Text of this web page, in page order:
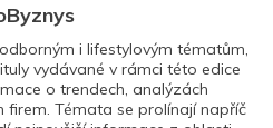
i lifestylovým tématům,
vydávané v rámci této edice
o trendech, analýzách
firem. Témata se prolínají napříč